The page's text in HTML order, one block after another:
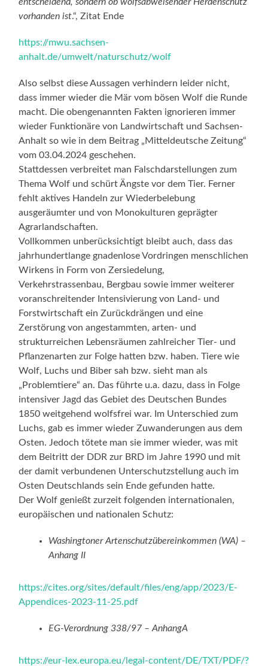
vorhanden ist.“, Zitat Ende
https://mwu.sachsen-
anhalt.de/umwelt/naturschutz/wolf
Also selbst diese Aussagen verhindern leider nicht,
dass immer wieder die Mär vom bösen Wolf die Runde
macht. Die obengenannten Fakten ignorieren immer
wieder Funktionäre von Landwirtschaft und Sachsen-
Anhalt so wie in dem Beitrag „Mitteldeutsche Zeitung“
vom 03.04.2024 geschehen.
Stattdessen verbreitet man Falschdarstellungen zum
Thema Wolf und schürt Ängste vor dem Tier. Ferner
fehlt aktives Handeln zur Wiederbelebung
ausgeräumter und von Monokulturen geprägter
Agrarlandschaften.
Vollkommen unberücksichtigt bleibt auch, dass das
jahrhundertlange gnadenlose Vordringen menschlichen
Wirkens in Form von Zersiedelung,
Verkehrstrassenbau, Bergbau sowie immer weiterer
voranschreitender Intensivierung von Land- und
Forstwirtschaft ein Zurückdrängen und eine
Zerstörung von angestammten, arten- und
strukturreichen Lebensräumen zahlreicher Tier- und
Pflanzenarten zur Folge hatten bzw. haben. Tiere wie
Wolf, Luchs und Biber sah bzw. sieht man als
„Problemtiere“ an. Das führte u.a. dazu, dass in Folge
intensiver Jagd das Gebiet des Deutschen Bundes
1850 weitgehend wolfsfrei war. Im Unterschied zum
Luchs, gab es immer wieder Zuwanderungen aus dem
Osten. Jedoch tötete man sie immer wieder, was mit
dem Beitritt der DDR zur BRD im Jahre 1990 und mit
der damit verbundenen Unterschutzstellung auch im
Osten Deutschlands sein Ende gefunden hatte.
Der Wolf genießt zurzeit folgenden internationalen,
europäischen und nationalen Schutz:
Washingtoner Artenschutzübereinkommen (WA) –
Anhang II
https://cites.org/sites/default/files/eng/app/2023/E-
Appendices-2023-11-25.pdf
EG-Verordnung 338/97 – AnhangA
https://eur-lex.europa.eu/legal-content/DE/TXT/PDF/?